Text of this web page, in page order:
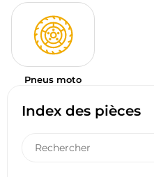
Index des pièces
Pneus moto